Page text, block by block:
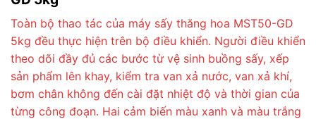
Toàn bộ thao tác của máy sấy thăng hoa MST50-GD
5kg đều thực hiện trên bộ điều khiển. Người điều khiển
theo dõi đầy đủ các bước từ vệ sinh buồng sấy, xếp
sản phẩm lên khay, kiểm tra van xả nước, van xả khí,
bơm chân không đến cài đặt nhiệt độ và thời gian của
từng công đoạn. Hai cảm biến màu xanh và màu trắng